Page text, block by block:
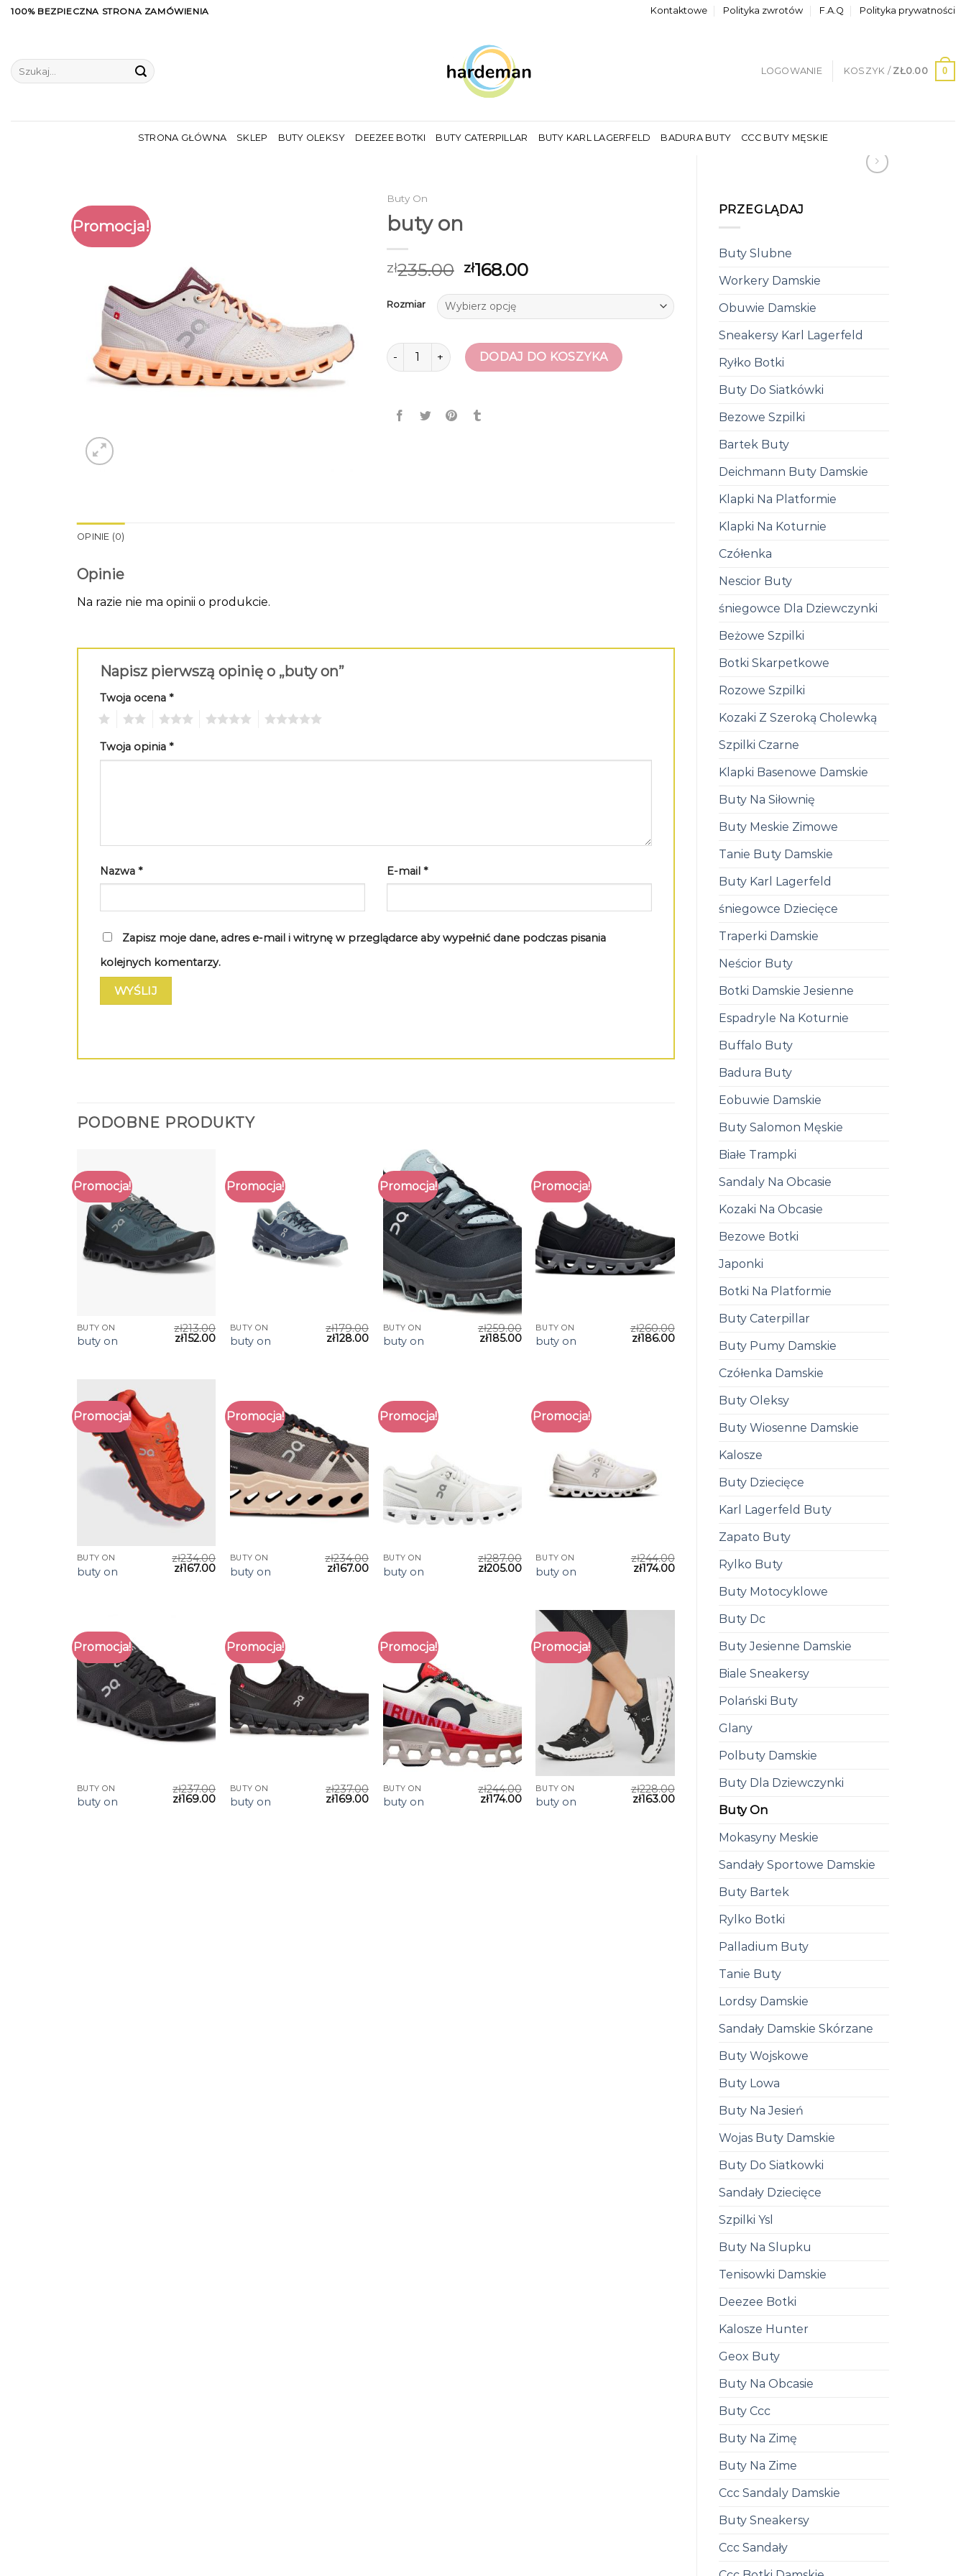
Skip100% BEZPIECZNA STRONA ZAMÓWIENIA Kontaktowe Polityka zwrotów F.A.Q Polityka prywatności
Szukaj:
LOGOWANIE KOSZYK / ZŁ0.00 0
STRONA GŁÓWNA SKLEP BUTY OLEKSY DEEZEE BOTKI BUTY CATERPILLAR BUTY KARL LAGERFELD BADURA BUTY CCC BUTY MĘSKIE
PRZEGLĄDAJ
Buty Slubne
Workery Damskie
Obuwie Damskie
Sneakersy Karl Lagerfeld
Ryłko Botki
Buty Do Siatkówki
Bezowe Szpilki
Bartek Buty
Deichmann Buty Damskie
Klapki Na Platformie
Klapki Na Koturnie
Czółenka
Nescior Buty
śniegowce Dla Dziewczynki
Beżowe Szpilki
Botki Skarpetkowe
Rozowe Szpilki
Kozaki Z Szeroką Cholewką
Szpilki Czarne
Klapki Basenowe Damskie
Buty Na Siłownię
Buty Meskie Zimowe
Tanie Buty Damskie
Buty Karl Lagerfeld
śniegowce Dziecięce
Traperki Damskie
Neścior Buty
Botki Damskie Jesienne
Espadryle Na Koturnie
Buffalo Buty
Badura Buty
Eobuwie Damskie
Buty Salomon Męskie
Białe Trampki
Sandaly Na Obcasie
Kozaki Na Obcasie
Bezowe Botki
Japonki
Botki Na Platformie
Buty Caterpillar
Buty Pumy Damskie
Czółenka Damskie
Buty Oleksy
Buty Wiosenne Damskie
Kalosze
Buty Dziecięce
Karl Lagerfeld Buty
Zapato Buty
Rylko Buty
Buty Motocyklowe
Buty Dc
Buty Jesienne Damskie
Biale Sneakersy
Polański Buty
Glany
Polbuty Damskie
Buty Dla Dziewczynki
Buty On
Mokasyny Meskie
Sandały Sportowe Damskie
Buty Bartek
Rylko Botki
Palladium Buty
Tanie Buty
Lordsy Damskie
Sandały Damskie Skórzane
Buty Wojskowe
Buty Lowa
Buty Na Jesień
Wojas Buty Damskie
Buty Do Siatkowki
Sandały Dziecięce
Szpilki Ysl
Buty Na Slupku
Tenisowki Damskie
Deezee Botki
Kalosze Hunter
Geox Buty
Buty Na Obcasie
Buty Ccc
Buty Na Zimę
Buty Na Zime
Ccc Sandaly Damskie
Buty Sneakersy
Ccc Sandały
Promocja!
Buty On
buty on
zł235.00 zł168.00
Rozmiar
ilość buty on DODAJ DO KOSZYKA
OPINIE (0)
Opinie
Na razie nie ma opinii o produkcie.
Napisz pierwszą opinię o „buty on”
Twoja ocena *
Twoja opinia *
Nazwa * E-mail *
Zapisz moje dane, adres e-mail i witrynę w przeglądarce aby wypełnić dane podczas pisania
kolejnych komentarzy.
PODOBNE PRODUKTY
Promocja!
BUTY ON
buty on
zł213.00
zł152.00
Promocja!
BUTY ON
buty on
zł179.00
zł128.00
Promocja!
BUTY ON
buty on
zł259.00
zł185.00
Promocja!
BUTY ON
buty on
zł260.00
zł186.00
Promocja!
BUTY ON
buty on
zł234.00
zł167.00
Promocja!
BUTY ON
buty on
zł234.00
zł167.00
Promocja!
BUTY ON
buty on
zł287.00
zł205.00
Promocja!
BUTY ON
buty on
zł244.00
zł174.00
Promocja!
BUTY ON
buty on
zł237.00
zł169.00
Promocja!
BUTY ON
buty on
zł237.00
zł169.00
Promocja!
BUTY ON
buty on
zł244.00
zł174.00
Promocja!
BUTY ON
buty on
zł228.00
zł163.00